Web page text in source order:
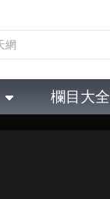
欄目大全